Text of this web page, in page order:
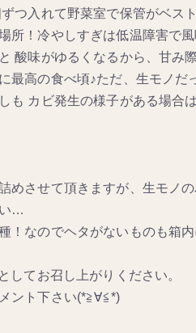
つ入れて野菜室で保管がベス
所！冷やしすぎは低温障害で
酸味がゆるくなるから、甘み
最高の食べ頃♪ただ、生モノ
も カビ発生の様子がある場合
めさせて頂きますが、生モノ
…
！なのでヘタがないものも箱
てお召し上がりください。
ント下さい(*≧∀≦*)